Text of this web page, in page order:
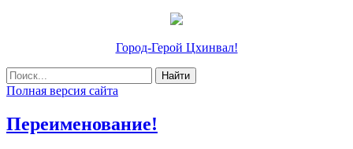
Город-Герой Цхинвал!
Найти
Полная версия сайта
Переименование!